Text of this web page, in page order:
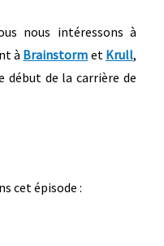
nous intéressons à
à Brainstorm et Krull,
début de la carrière de
cet épisode :